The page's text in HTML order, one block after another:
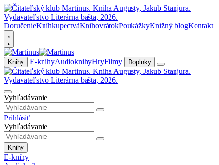
DoručenieKníhkupectváKnihovrátokPoukážkyKnižný blogKontakt
Knihy E-knihyAudioknihyHryFilmy Doplnky
Vyhľadávanie
Prihlásiť
Vyhľadávanie
Knihy
E-knihy